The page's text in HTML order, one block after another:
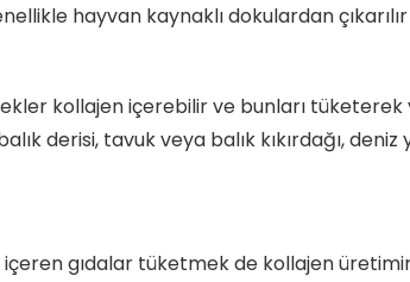
hayvan kaynaklı dokulardan
kollajen içerebilir ve bunları
derisi, tavuk veya balık kıkırdağı,
içeren gıdalar tüketmek de kollajen